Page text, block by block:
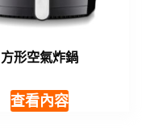
方形空氣炸鍋
查看內容